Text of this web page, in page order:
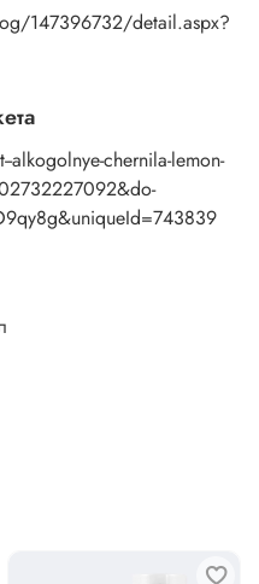
147396732/detail.aspx?
chernila-lemon-